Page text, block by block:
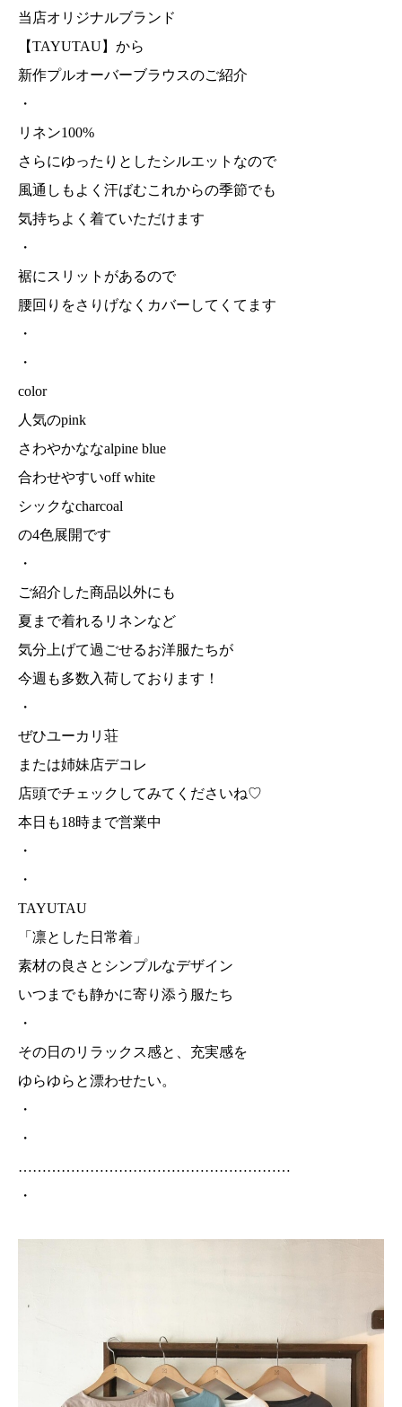
当店オリジナルブランド
【TAYUTAU】から
新作プルオーバーブラウスのご紹介
・
リネン100%
さらにゆったりとしたシルエットなので
風通しもよく汗ばむこれからの季節でも
気持ちよく着ていただけます
・
裾にスリットがあるので
腰回りをさりげなくカバーしてくてます
・
・
color
人気のpink
さわやかななalpine blue
合わせやすいoff white
シックなcharcoal
の4色展開です
・
ご紹介した商品以外にも
夏まで着れるリネンなど
気分上げて過ごせるお洋服たちが
今週も多数入荷しております！
・
ぜひユーカリ荘
または姉妹店デコレ
店頭でチェックしてみてくださいね♡
本日も18時まで営業中
・
・
TAYUTAU
「凛とした日常着」
素材の良さとシンプルなデザイン
いつまでも静かに寄り添う服たち
・
その日のリラックス感と、充実感を
ゆらゆらと漂わせたい。
・
・
…………………………………………………
・